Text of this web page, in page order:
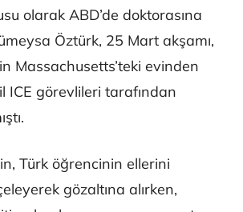
olarak ABD’de doktorasına
Öztürk, 25 Mart akşamı,
Massachusetts’teki evinden
ICE görevlileri tarafından
Türk öğrencinin ellerini
gözaltına alırken,